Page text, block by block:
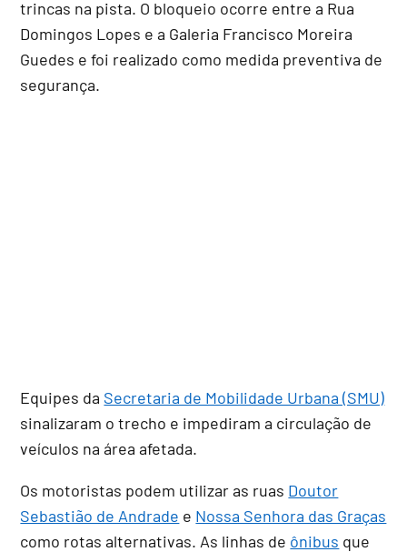
trincas na pista. O bloqueio ocorre entre a Rua
Domingos Lopes e a Galeria Francisco Moreira
Guedes e foi realizado como medida preventiva de
segurança.
Equipes da Secretaria de Mobilidade Urbana (SMU)
sinalizaram o trecho e impediram a circulação de
veículos na área afetada.
Os motoristas podem utilizar as ruas Doutor
Sebastião de Andrade e Nossa Senhora das Graças
como rotas alternativas. As linhas de ônibus que